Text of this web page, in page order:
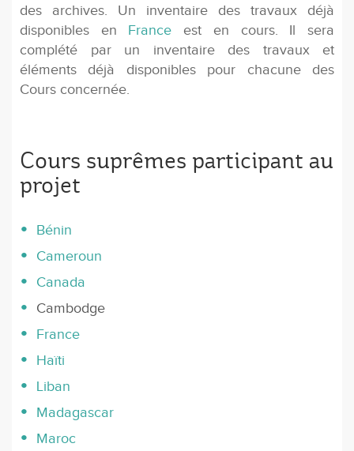
des archives. Un inventaire des travaux déjà
disponibles en France est en cours. Il sera
complété par un inventaire des travaux et
éléments déjà disponibles pour chacune des
Cours concernée.
Cours suprêmes participant au
projet
Bénin
Cameroun
Canada
Cambodge
France
Haïti
Liban
Madagascar
Maroc